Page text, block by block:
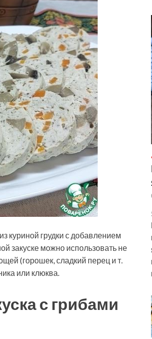
куриной грудки с добавлением
закуске можно использовать не
(горошек, сладкий перец и т.
или клюква.
с грибами